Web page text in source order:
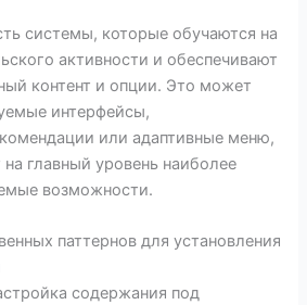
системы, которые обучаются на
активности и обеспечивают
контент и опции. Это может
интерфейсы,
или адаптивные меню,
главный уровень наиболее
возможности.
паттернов для установления
содержания под